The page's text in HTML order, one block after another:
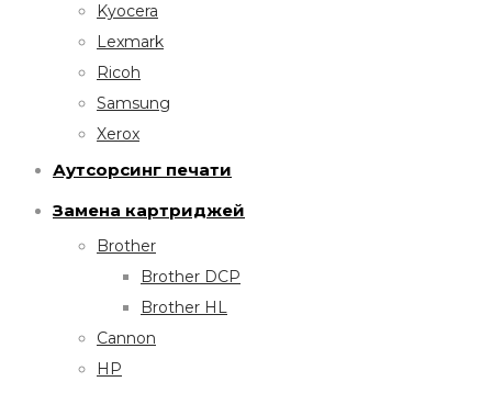
Kyocera
Lexmark
Ricoh
Samsung
Xerox
Аутсорсинг печати
Замена картриджей
Brother
Brother DCP
Brother HL
Cannon
HP